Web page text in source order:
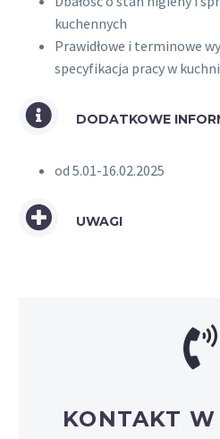
kuchennych
Prawidłowe i terminowe
specyfikacja pracy w kuchni
DODATKOWE
od 5.01-16.02.2025
UWAGI
KONTAKT